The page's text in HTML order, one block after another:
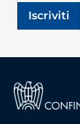
Iscriviti